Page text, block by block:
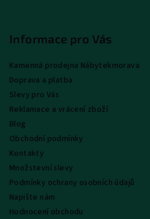
Informace pro Vás
Kamenná prodejna Nábytekmorava
Doprava a platba
Slevy pro Vás
Reklamace a vrácení zboží
Blog
Obchodní podmínky
Kontakty
Množstevní slevy
Podmínky ochrany osobních údajů
Napište nám
Hodnocení obchodu